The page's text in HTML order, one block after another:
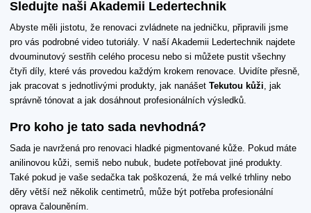
Sledujte naši Akademii Ledertechnik
Abyste měli jistotu, že renovaci zvládnete na jedničku, připravili jsme
pro vás podrobné video tutoriály. V naší Akademii Ledertechnik najdete
dvouminutový sestřih celého procesu nebo si můžete pustit všechny
čtyři díly, které vás provedou každým krokem renovace. Uvidíte přesně,
jak pracovat s jednotlivými produkty, jak nanášet Tekutou kůži , jak
správně tónovat a jak dosáhnout profesionálních výsledků.
Pro koho je tato sada nevhodná?
Sada je navržená pro renovaci hladké pigmentované kůže. Pokud máte
anilinovou kůži, semiš nebo nubuk, budete potřebovat jiné produkty.
Také pokud je vaše sedačka tak poškozená, že má velké trhliny nebo
děry větší než několik centimetrů, může být potřeba profesionální
oprava čalouněním.